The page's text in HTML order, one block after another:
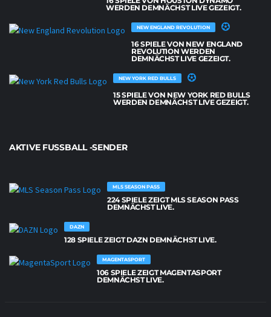
WERDEN DEMNÄCHST LIVE GEZEIGT.
NEW ENGLAND REVOLUTION
16 SPIELE VON NEW ENGLAND
REVOLUTION WERDEN
DEMNÄCHST LIVE GEZEIGT.
NEW YORK RED BULLS
15 SPIELE VON NEW YORK RED BULLS
WERDEN DEMNÄCHST LIVE GEZEIGT.
AKTIVE FUSSBALL -SENDER
MLS SEASON PASS
224 SPIELE ZEIGT MLS SEASON PASS
DEMNÄCHST LIVE.
DAZN
128 SPIELE ZEIGT DAZN DEMNÄCHST LIVE.
MAGENTASPORT
106 SPIELE ZEIGT MAGENTASPORT
DEMNÄCHST LIVE.